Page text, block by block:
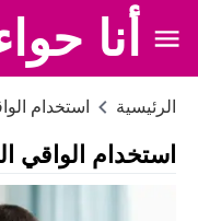
أنا
الرئيسية استخدام
استخدام الواقي